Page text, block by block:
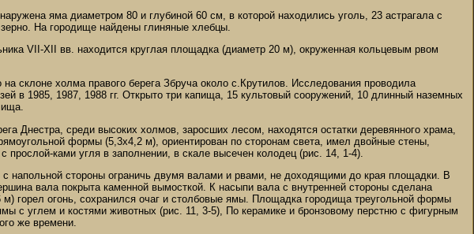
яма диаметром 80 и глубиной 60 см, в которой находились уголь, 23 астрагала с
На городище найдены глиняные хлебцы.
VII-XII вв. находится круглая площадка (диаметр 20 м), окруженная кольцевым рвом
склоне холма правого берега Збруча около с.Крутилов. Исследования проводила
в 1985, 1987, 1988 гг. Открыто три капища, 15 культовый сооружений, 10 длинный наземных
Днестра, среди высоких холмов, заросших лесом, находятся остатки деревянного храма,
формы (5,3х4,2 м), ориентирован по сторонам света, имел двойные стены,
ками угля в заполнении, в скале высечен колодец (рис. 14, 1-4).
напольной стороны ограничь двумя валами и рвами, не доходящими до края площадки. В
вала покрыта каменной вымосткой. К насыпи вала с внутренней стороны сделана
горел огонь, сохранился очаг и столбовые ямы. Площадка городища треугольной формы
с углем и костями животных (рис. 11, 3-5), По керамике и бронзовому перстню с фигурным
же времени.